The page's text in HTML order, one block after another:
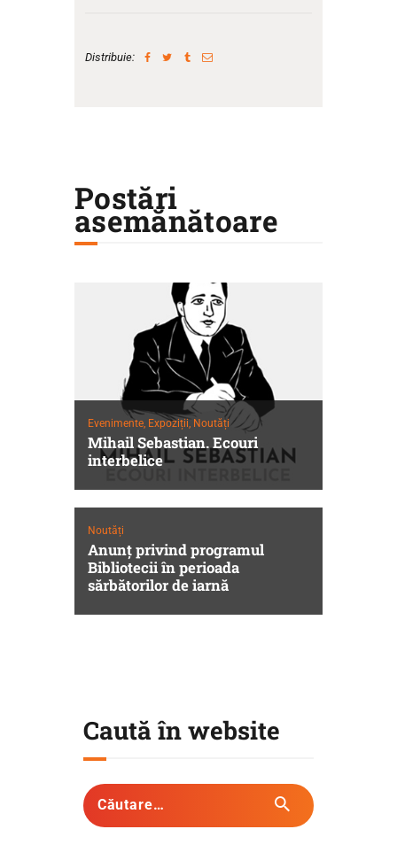
Distribuie:
Postări
asemănătoare
Evenimente, Expoziții, Noutăți
Mihail Sebastian. Ecouri
interbelice
Noutăți
Anunț privind programul
Bibliotecii în perioada
sărbătorilor de iarnă
Caută în website